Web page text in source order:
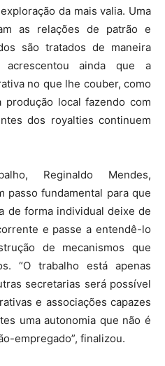
da mais valia. Uma
as relações de patrão e
são tratados de maneira
acrescentou ainda que a
no que lhe couber, como
local fazendo com
dos royalties continuem
Reginaldo Mendes,
passo fundamental para que
de forma individual deixe de
e passe a entendê-lo
de mecanismos que
“O trabalho está apenas
secretarias será possível
e associações capazes
uma autonomia que não é
empregado”, finalizou.